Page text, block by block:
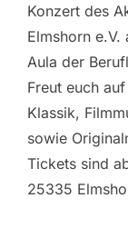
Konzert des
Elmshorn
Aula der
Freut euch
Klassik,
sowie
Tickets sind
25335